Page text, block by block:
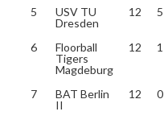
5
USV TU
Dresden
12 5
6
Floorball
Tigers
Magdeburg
12 1
7
BAT Berlin
II
12 0